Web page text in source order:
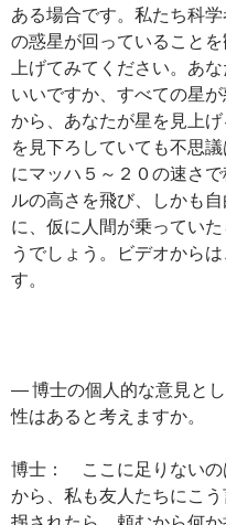
ある場合です。私たち科
の惑星が回っていること
上げてみてください。あ
いいですか、すべての星
から、あなたが星を見上
を見下ろしていても不思
にマッハ５～２０の速さ
ルの高さを飛び、しかも
に、仮に人間が乗ってい
うでしょう。ビデオから
す。
― 博士の個人的な意見と
性はあると考えますか。
博士： ここに足りないの
から、私も友人たちにこ